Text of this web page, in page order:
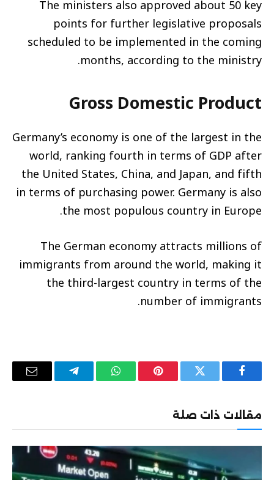
The ministers also approved about 50 key
points for further legislative proposals
scheduled to be implemented in the coming
months, according to the ministry.
Gross Domestic Product
Germany’s economy is one of the largest in the
world, ranking fourth in terms of GDP after
the United States, China, and Japan, and fifth
in terms of purchasing power. Germany is also
the most populous country in Europe.
The German economy attracts millions of
immigrants from around the world, making it
the third-largest country in terms of the
number of immigrants.
فيسبوك تويتر بينتيريستواتساب تيلقرام
البريد
مقالات ذات صلة